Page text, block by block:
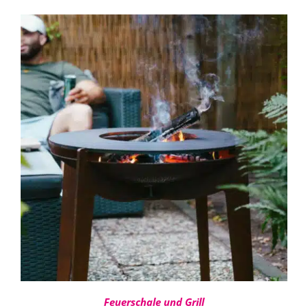
bis
480,00 €
IN DEN WARENKORB
/
DETAILS
Feuerschale und Grill